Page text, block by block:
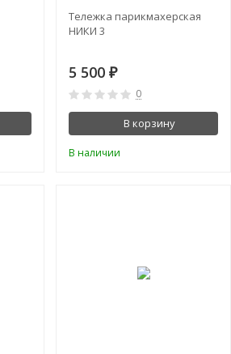
Тележка парикмахерская
НИКИ 3
5 500 ₽
0
В корзину
В наличии